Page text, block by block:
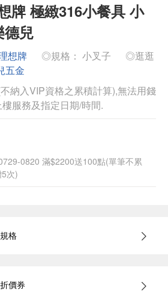
牌 極緻316小餐具 小
德兒
想牌 ◎規格： 小叉子
◎逛逛
五金
納入VIP資格之累積計算),無法用錢
服務及指定日期/時間.
0820 滿$2200送100點(單筆不累
次)
格
價券